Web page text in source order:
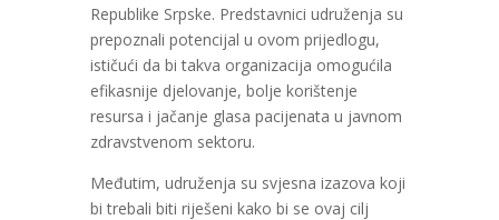
Republike Srpske. Predstavnici udruženja su
prepoznali potencijal u ovom prijedlogu,
ističući da bi takva organizacija omogućila
efikasnije djelovanje, bolje korištenje
resursa i jačanje glasa pacijenata u javnom
zdravstvenom sektoru.
Međutim, udruženja su svjesna izazova koji
bi trebali biti riješeni kako bi se ovaj cilj